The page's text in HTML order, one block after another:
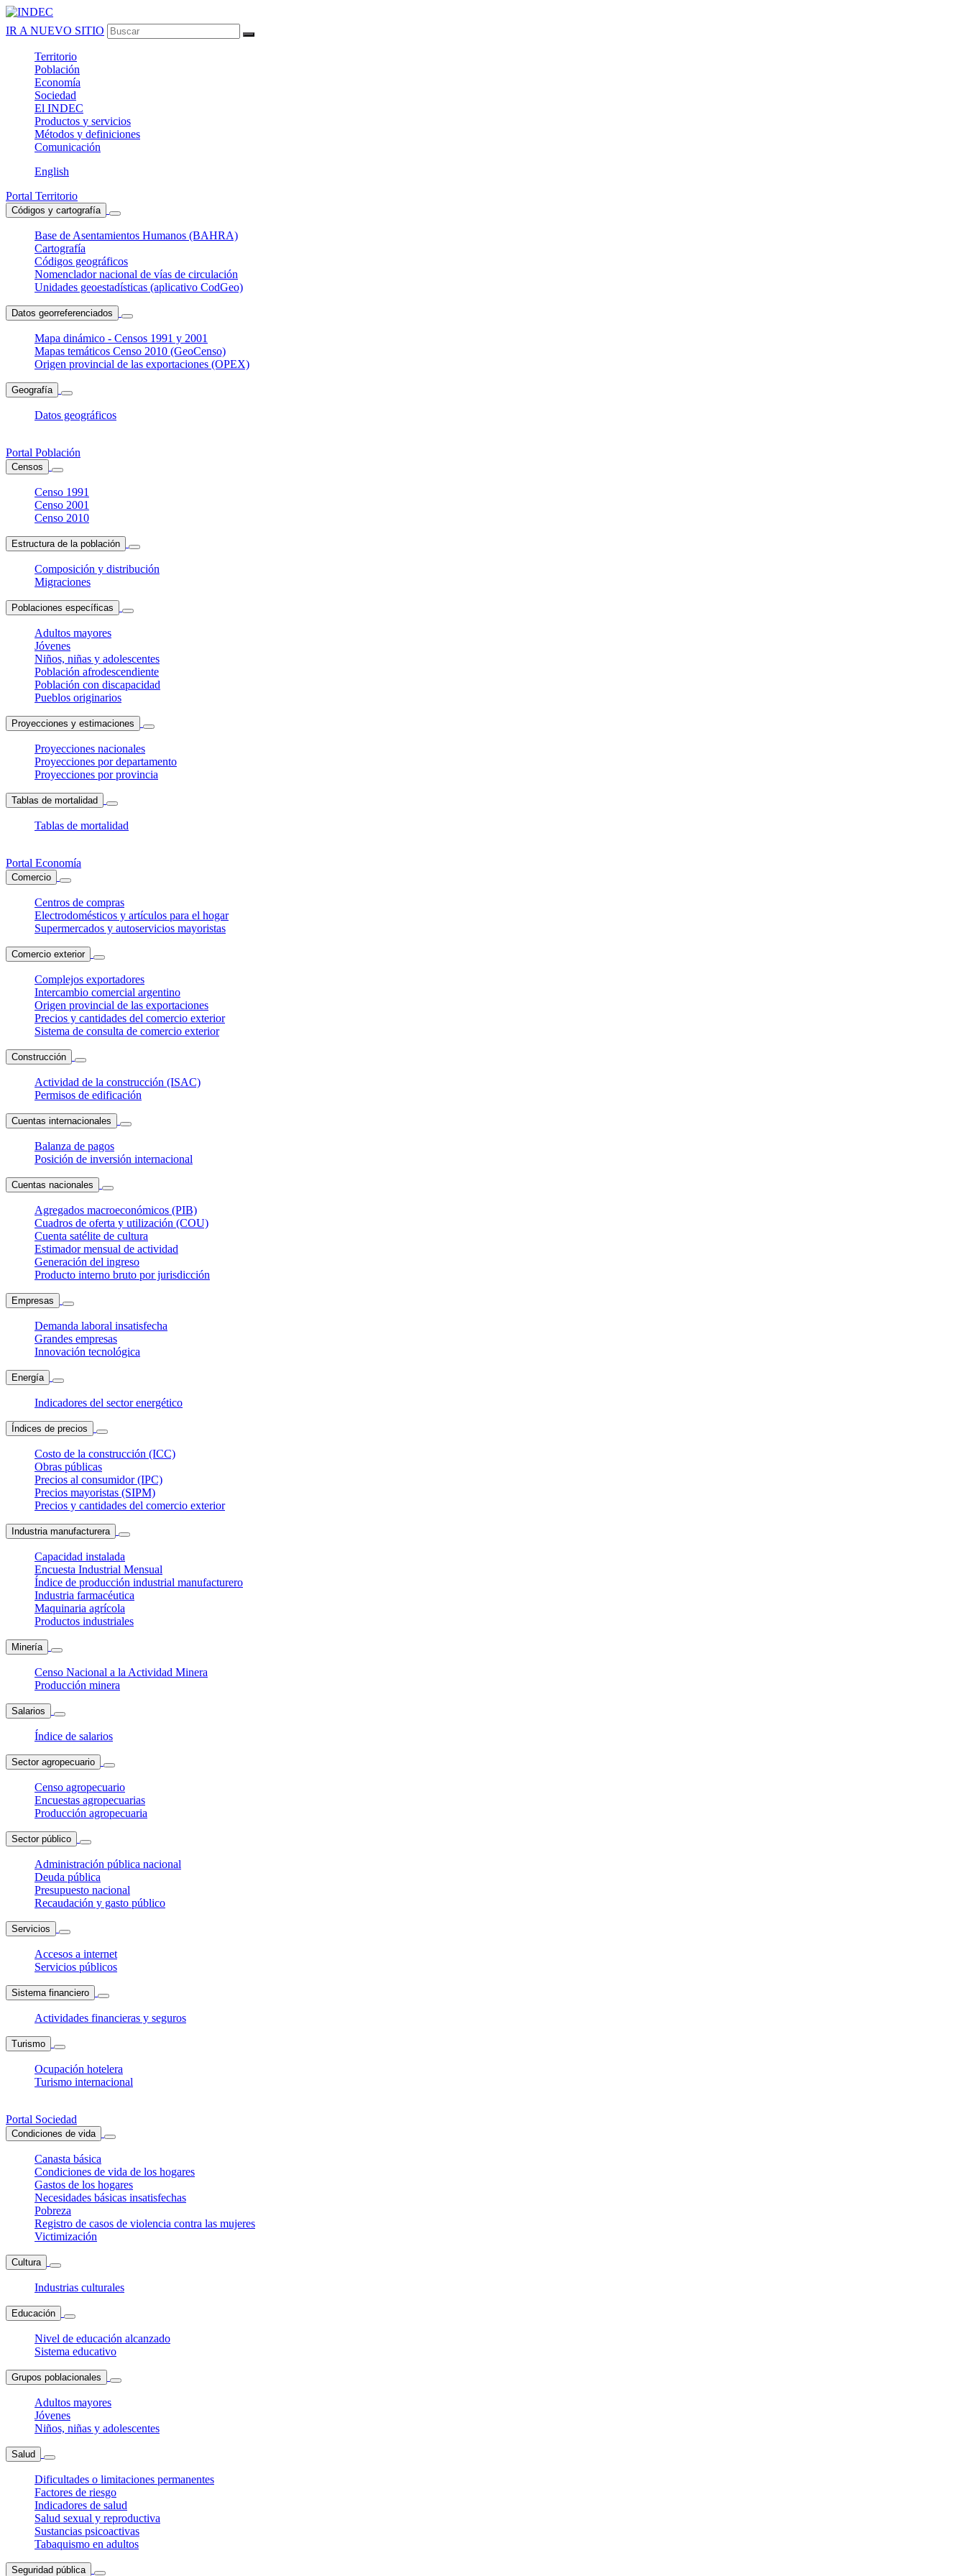
IR A NUEVO SITIO
Territorio
Población
Economía
Sociedad
El INDEC
Productos y servicios
Métodos y definiciones
Comunicación
English
Portal Territorio
Códigos y cartografía
Base de Asentamientos Humanos (BAHRA)
Cartografía
Códigos geográficos
Nomenclador nacional de vías de circulación
Unidades geoestadísticas (aplicativo CodGeo)
Datos georreferenciados
Mapa dinámico - Censos 1991 y 2001
Mapas temáticos Censo 2010 (GeoCenso)
Origen provincial de las exportaciones (OPEX)
Geografía
Datos geográficos
Portal Población
Censos
Censo 1991
Censo 2001
Censo 2010
Estructura de la población
Composición y distribución
Migraciones
Poblaciones específicas
Adultos mayores
Jóvenes
Niños, niñas y adolescentes
Población afrodescendiente
Población con discapacidad
Pueblos originarios
Proyecciones y estimaciones
Proyecciones nacionales
Proyecciones por departamento
Proyecciones por provincia
Tablas de mortalidad
Tablas de mortalidad
Portal Economía
Comercio
Centros de compras
Electrodomésticos y artículos para el hogar
Supermercados y autoservicios mayoristas
Comercio exterior
Complejos exportadores
Intercambio comercial argentino
Origen provincial de las exportaciones
Precios y cantidades del comercio exterior
Sistema de consulta de comercio exterior
Construcción
Actividad de la construcción (ISAC)
Permisos de edificación
Cuentas internacionales
Balanza de pagos
Posición de inversión internacional
Cuentas nacionales
Agregados macroeconómicos (PIB)
Cuadros de oferta y utilización (COU)
Cuenta satélite de cultura
Estimador mensual de actividad
Generación del ingreso
Producto interno bruto por jurisdicción
Empresas
Demanda laboral insatisfecha
Grandes empresas
Innovación tecnológica
Energía
Indicadores del sector energético
Índices de precios
Costo de la construcción (ICC)
Obras públicas
Precios al consumidor (IPC)
Precios mayoristas (SIPM)
Precios y cantidades del comercio exterior
Industria manufacturera
Capacidad instalada
Encuesta Industrial Mensual
Índice de producción industrial manufacturero
Industria farmacéutica
Maquinaria agrícola
Productos industriales
Minería
Censo Nacional a la Actividad Minera
Producción minera
Salarios
Índice de salarios
Sector agropecuario
Censo agropecuario
Encuestas agropecuarias
Producción agropecuaria
Sector público
Administración pública nacional
Deuda pública
Presupuesto nacional
Recaudación y gasto público
Servicios
Accesos a internet
Servicios públicos
Sistema financiero
Actividades financieras y seguros
Turismo
Ocupación hotelera
Turismo internacional
Portal Sociedad
Condiciones de vida
Canasta básica
Condiciones de vida de los hogares
Gastos de los hogares
Necesidades básicas insatisfechas
Pobreza
Registro de casos de violencia contra las mujeres
Victimización
Cultura
Industrias culturales
Educación
Nivel de educación alcanzado
Sistema educativo
Grupos poblacionales
Adultos mayores
Jóvenes
Niños, niñas y adolescentes
Salud
Dificultades o limitaciones permanentes
Factores de riesgo
Indicadores de salud
Salud sexual y reproductiva
Sustancias psicoactivas
Tabaquismo en adultos
Seguridad pública